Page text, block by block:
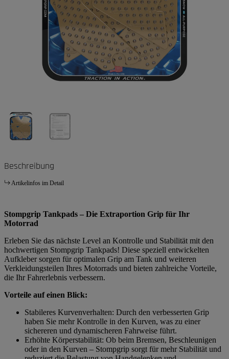
Beschreibung
Artikelinfos im Detail
Stompgrip Tankpads – Die Extraportion Grip für Ihr
Motorrad
Erleben Sie das nächste Level an Kontrolle und Stabilität mit den
hochwertigen Stompgrip Tankpads! Diese speziell entwickelten
Aufkleber sorgen für optimalen Grip am Tank und weiteren
Verkleidungsteilen Ihres Motorrads und bieten zahlreiche Vorteile,
die Ihr Fahrerlebnis verbessern.
Vorteile auf einen Blick:
Stabileres Kurvenverhalten: Durch den verbesserten Grip
haben Sie mehr Kontrolle in den Kurven, was zu einer
sichereren und dynamischeren Fahrweise führt.
Erhöhte Körperstabilität: Ob beim Bremsen, Beschleunigen
oder in den Kurven – Stompgrip sorgt für mehr Stabilität und